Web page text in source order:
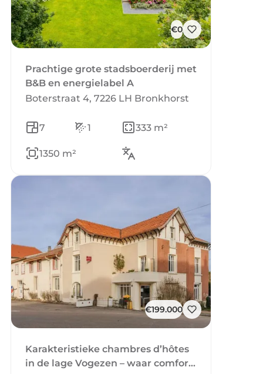
€0
Prachtige grote stadsboerderij met
B&B en energielabel A
Boterstraat 4, 7226 LH Bronkhorst
7 1 333 m²
1350 m²
€199.000
Karakteristieke chambres d’hôtes
in de lage Vogezen – waar comfort